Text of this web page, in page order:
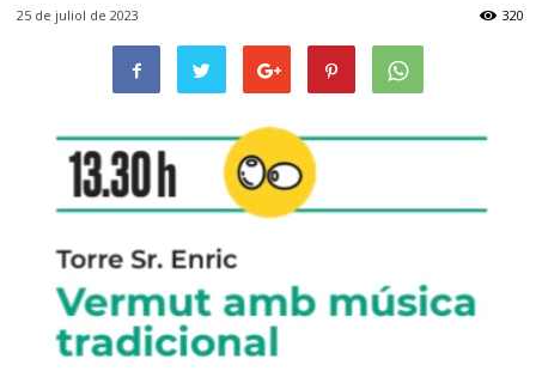
25 de juliol de 2023 320